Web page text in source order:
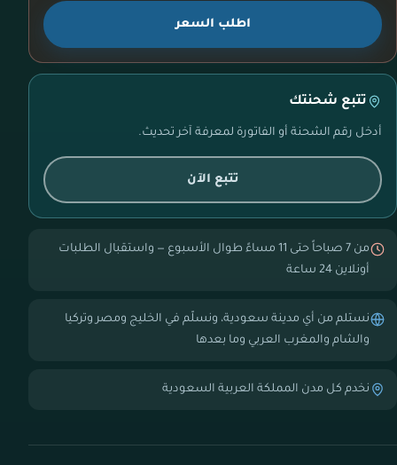
اطلب السعر
تتبع شحنتك
أدخل رقم الشحنة أو الفاتورة لمعرفة آخر تحديث.
تتبع الآن
من 7 صباحاً حتى 11 مساءً طوال الأسبوع — واستقبال الطلبات
أونلاين 24 ساعة
نستلم من أي مدينة سعودية، ونسلّم في الخليج ومصر وتركيا
والشام والمغرب العربي وما بعدها
نخدم كل مدن المملكة العربية السعودية